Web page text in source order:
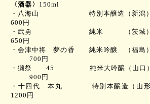
〈酒器〉 150ml
・八海山 特別本醸造（
600円
・武勇 純米 （茨城
650 円
・会津中将 夢の香 純米吟醸 （
700 円
・獺祭 45
純米大吟醸
900 円
・十四代 本丸 特別本醸造（山形
1200 円